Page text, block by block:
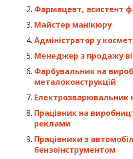
Фармацевт, асистент
Майстер манікюру
Адміністратор у
Менеджер з продажу
Фарбувальник на
металоконструкцій
Електрозварювальник
Працівник на
реклами
Працівники з
бензоінструментом